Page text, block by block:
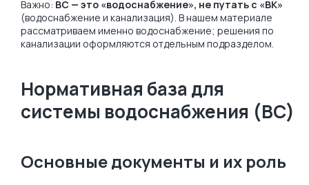
Важно: ВС — это «водоснабжение», не путать с «ВК»
(водоснабжение и канализация). В нашем материале
рассматриваем именно водоснабжение; решения по
канализации оформляются отдельным подразделом.
Нормативная база для
системы водоснабжения (ВС)
Основные документы и их роль